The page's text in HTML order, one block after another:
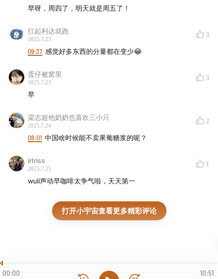
早呀，周四了，明天就是周五了！
扛起利达就跑
2025.7.23
3
09:37 感觉好多东西的分量都在变少😂
蛋仔被窝里
2025.7.23
3
早
梁志超他奶奶也喜欢三小只
2025.7.24
2
08:01 中国啥时候能不卖果葡糖浆的呢？
irIriss
2025.7.25
1
wuli声动早咖啡太争气啦，天天第一
打开小宇宙查看更多精彩评论
00:00 10:51